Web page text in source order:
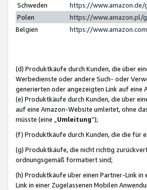
Schweden
https://
Polen
https://www.amazon.pl/
Belgien
https://
(d) Produktkäufe durch Kunden, die über
Werbedienste oder andere Such- oder
generierten oder angezeigten Link auf eine
(e) Produktkäufe durch Kunden, die über
auf eine Amazon-Website umleitet, ohne
müsste (eine „ Umleitung“);
(f) Produktkäufe durch Kunden, die die für
(g) Produktkäufe, die nicht richtig
ordnungsgemäß formatiert sind;
(h) Produktkäufe über einen Partner-Link in
Link in einer Zugelassenen Mobilen